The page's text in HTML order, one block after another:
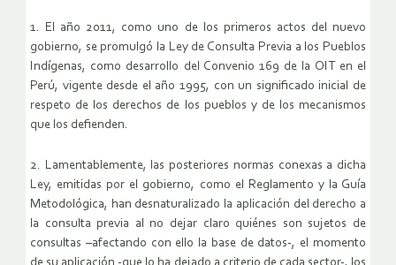
1. El año 2011, como uno de los primeros actos del nuevo
gobierno, se promulgó la Ley de Consulta Previa a los Pueblos
Indígenas, como desarrollo del Convenio 169 de la OIT en el
Perú, vigente desde el año 1995, con un significado inicial de
respeto de los derechos de los pueblos y de los mecanismos
que los defienden.
2. Lamentablemente, las posteriores normas conexas a dicha
Ley, emitidas por el gobierno, como el Reglamento y la Guía
Metodológica, han desnaturalizado la aplicación del derecho a
la consulta previa al no dejar claro quiénes son sujetos de
consultas –afectando con ello la base de datos-, el momento